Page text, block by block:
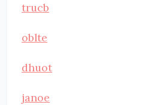
trucb
oblte
dhuot
janoe